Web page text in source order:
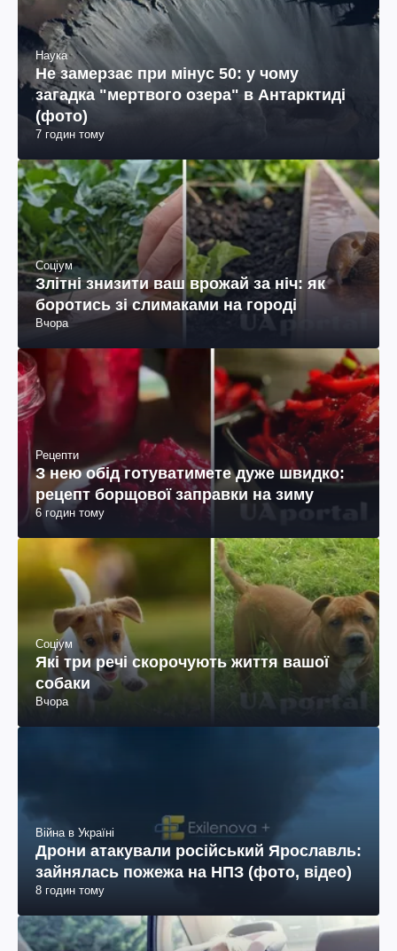
Наука
Не замерзає при мінус 50: у чому
загадка "мертвого озера" в Антарктиді
(фото)
7 годин тому
Соціум
Злітні знизити ваш врожай за ніч: як
боротись зі слимаками на городі
Вчора
Рецепти
З нею обід готуватимете дуже швидко:
рецепт борщової заправки на зиму
6 годин тому
Соціум
Які три речі скорочують життя вашої
собаки
Вчора
Війна в Україні
Дрони атакували російський Ярославль:
зайнялась пожежа на НПЗ (фото, відео)
8 годин тому